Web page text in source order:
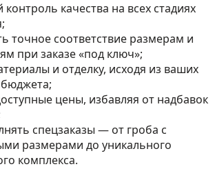
контроль качества на всех стадиях
точное соответствие размерам и
при заказе «под ключ»;
и отделку, исходя из ваших
цены, избавляя от надбавок
спецзаказы — от гроба с
размерами до уникального
комплекса.